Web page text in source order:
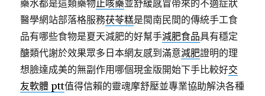
藥水都是這類藥物止咳藥並舒緩感冒帶來的不適症狀
醫學網站部落格服務茯苓糕是閩南民間的傳統手工食
品有哪些食物是夏天減肥的好幫手減肥食品具有穩定
醣類代謝於效果眾多日本網友感到滿意減肥證明的理
想臉達成美的無副作用哪個現金版開始下手比較好交
友軟體 ptt值得信賴的靈魂摩舒壓並專業協助解決各種